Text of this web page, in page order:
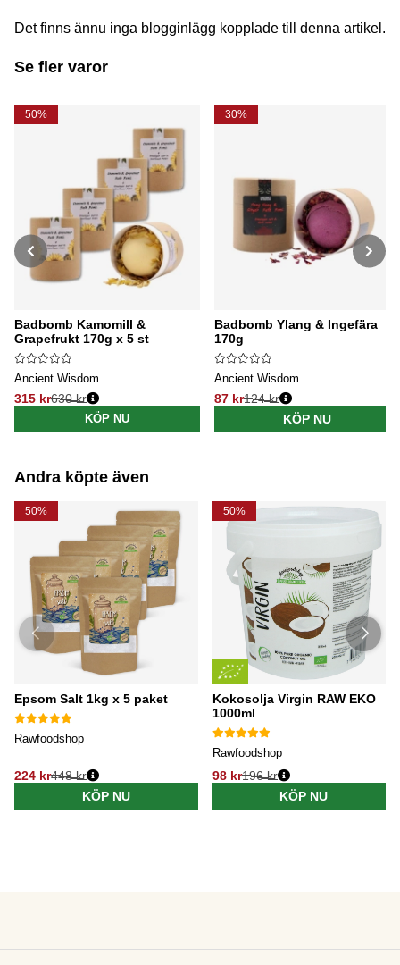
Det finns ännu inga blogginlägg kopplade till denna artikel.
Se fler varor
50%
Badbomb Kamomill &
Grapefrukt 170g x 5 st
Ancient Wisdom
315 kr
Ordinarie pris:
630 kr
KÖP NU
30%
Badbomb Ylang & Ingefära
170g
Ancient Wisdom
87 kr
Ordinarie pris:
124 kr
KÖP NU
Andra köpte även
50%
Epsom Salt 1kg x 5 paket
Rawfoodshop
224 kr448 kr
KÖP NU
50%
Kokosolja Virgin RAW EKO
1000ml
Rawfoodshop
98 kr196 kr
KÖP NU